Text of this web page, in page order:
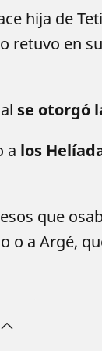
hija de
retuvo en
se otorgó
a los
que
o a Argé,